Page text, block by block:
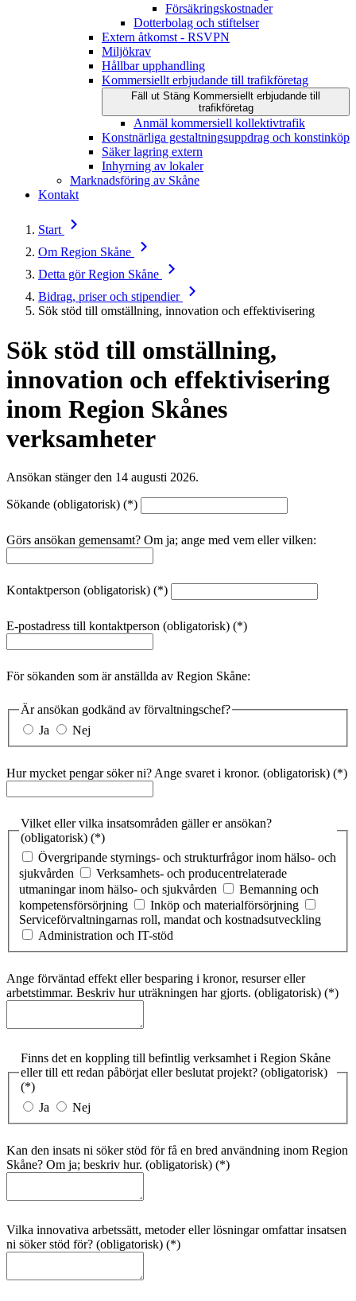
Försäkringskostnader
Dotterbolag och stiftelser
Extern åtkomst - RSVPN
Miljökrav
Hållbar upphandling
Kommersiellt erbjudande till trafikföretag
Fäll ut Stäng Kommersiellt erbjudande till
trafikföretag
Anmäl kommersiell kollektivtrafik
Konstnärliga gestaltningsuppdrag och konstinköp
Säker lagring extern
Inhyrning av lokaler
Marknadsföring av Skåne
Kontakt
Start
Om Region Skåne
Detta gör Region Skåne
Bidrag, priser och stipendier
Sök stöd till omställning, innovation och effektivisering
Sök stöd till omställning,
innovation och effektivisering
inom Region Skånes
verksamheter
Ansökan stänger den 14 augusti 2026.
Sökande (obligatorisk)
Görs ansökan gemensamt? Om ja; ange med vem eller vilken:
Kontaktperson (obligatorisk)
E-postadress till kontaktperson (obligatorisk)
För sökanden som är anställda av Region Skåne:
Är ansökan godkänd av förvaltningschef?
Ja
Nej
Hur mycket pengar söker ni? Ange svaret i kronor. (obligatorisk)
Vilket eller vilka insatsområden gäller er ansökan?
(obligatorisk)
Övergripande styrnings- och strukturfrågor inom hälso- och
sjukvården
Verksamhets- och producentrelaterade
utmaningar inom hälso- och sjukvården
Bemanning och
kompetensförsörjning
Inköp och materialförsörjning
Serviceförvaltningarnas roll, mandat och kostnadsutveckling
Administration och IT-stöd
Ange förväntad effekt eller besparing i kronor, resurser eller
arbetstimmar. Beskriv hur uträkningen har gjorts. (obligatorisk)
Finns det en koppling till befintlig verksamhet i Region Skåne
eller till ett redan påbörjat eller beslutat projekt? (obligatorisk)
Ja Nej
Kan den insats ni söker stöd för få en bred användning inom Region
Skåne? Om ja; beskriv hur. (obligatorisk)
Vilka innovativa arbetssätt, metoder eller lösningar omfattar insatsen
ni söker stöd för? (obligatorisk)